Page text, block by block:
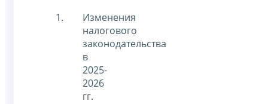
Изменения
налогового
законодательства
в
2025-
2026
гг.